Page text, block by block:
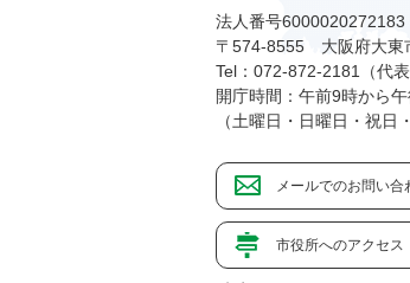
法人番号6000020272183
〒574-8555 大阪府大東
Tel：072-872-2181（代表
開庁時間：午前9時から
（土曜日・日曜日・祝日
メールでのお問い合
市役所へのアクセス